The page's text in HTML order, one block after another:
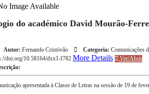
do académico David Mourão-
Autor: Fernando Cristóvão Categoria: Comunicações
doi.org/10.58164/dxx1-f782 More Details
Ver/Abrir
apresentada à Classe de Letras na sessão de 19 de